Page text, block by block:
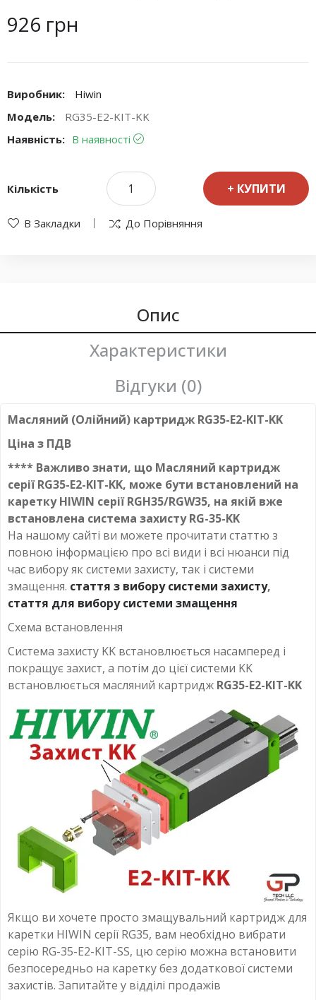
926 грн
Виробник:
Hiwin
Модель:
RG35-E2-KIT-KK
Наявність: В наявності
Кількість КУПИТИ
В Закладки До Порівняння
Опис
Характеристики
Відгуки (0)
Масляний (Олійний) картридж RG35-E2-KIT-KK
Ціна з ПДВ
**** Важливо знати, що Масляний картридж
серії RG35-E2-KIT-KK, може бути встановлений на
каретку HIWIN серії RGH35/RGW35, на якій вже
встановлена система захисту RG-35-KK
На нашому сайті ви можете прочитати статтю з
повною інформацією про всі види і всі нюанси під
час вибору як системи захисту, так і системи
змащення. стаття з вибору системи захисту,
стаття для вибору системи змащення
Схема встановлення
Система захисту KK встановлюється насамперед і
покращує захист, а потім до цієї системи KK
встановлюється масляний картридж RG35-E2-KIT-KK
Якщо ви хочете просто змащувальний картридж для
каретки HIWIN серії RG35, вам необхідно вибрати
серію RG-35-E2-KIT-SS, цю серію можна встановити
безпосередньо на каретку без додаткової системи
захистів. Запитайте у відділі продажів